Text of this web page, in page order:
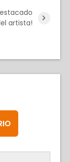
artista!